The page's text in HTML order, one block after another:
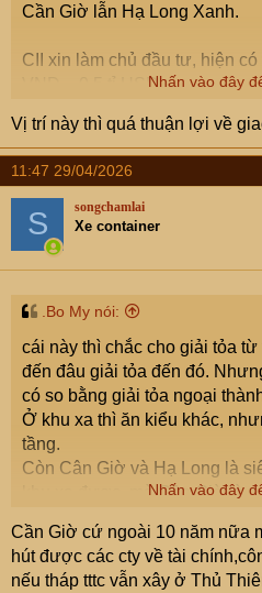
Cần Giờ lẫn Hạ Long Xanh.
CII xin làm chủ đầu tư, hiện
VNĐ ~ 0.5 tỉ USD
Kỷ nguyên vươn mình là đây
Sếp CII nêu lời giải cho bài
TP HCM- Khi giải phóng mặt
hợp lý.
Nhấn vào đây
Vị trí này thì quá thuận lợi về
11:47 29/04/2026
S songchamlai
Xe container
.Bo My nói:
cái này thì chắc cho giải tỏa
đến đâu giải tỏa đến đó.
có so bằng giải tỏa ngoại
Ở khu xa thì ăn kiểu khác,
tầng.
Còn Cân Giờ và Hạ Long là
khu xa được, mà Cần Giờ là
Nhấn vào đây
Cần Giờ cứ ngoài 10 năm nữa
hút được các cty về tài
nếu tháp tttc vẫn xây ở Thủ